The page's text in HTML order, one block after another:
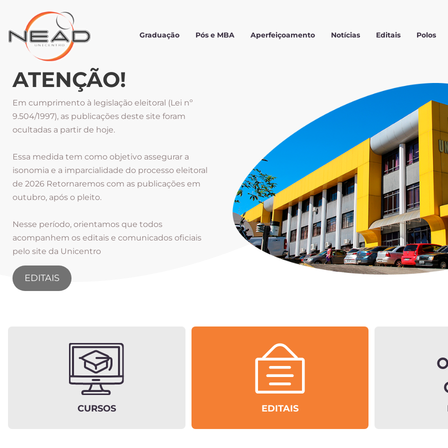
Graduação Pós e MBA Aperfeiçoamento Notícias Editais Polos
ATENÇÃO!
Em cumprimento à legislação eleitoral (Lei nº
9.504/1997), as publicações deste site foram
ocultadas a partir de hoje.
Essa medida tem como objetivo assegurar a
isonomia e a imparcialidade do processo eleitoral
de 2026 Retornaremos com as publicações em
outubro, após o pleito.
Nesse período, orientamos que todos
acompanhem os editais e comunicados oficiais
pelo site da Unicentro
EDITAIS
CURSOS EDITAIS